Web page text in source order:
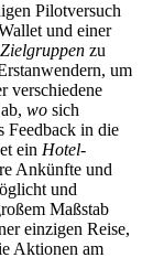
Pilotversuch
und einer
Zielgruppen zu
um
verschiedene
wo sich
Feedback in die
ein Hotel-
Ankünfte und
und
Maßstab
einzigen Reise,
Aktionen am